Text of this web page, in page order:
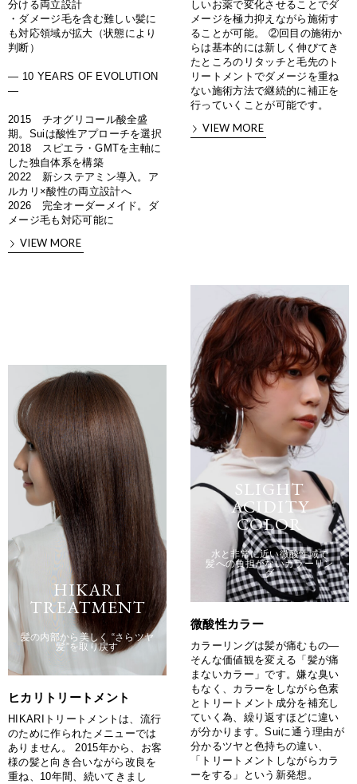
しいお薬で変化させることでダ
メージを極力抑えながら施術す
ることが可能。 ②回目の施術か
らは基本的には新しく伸びてき
たところのリタッチと毛先のト
リートメントでダメージを重ね
ない施術方法で継続的に補正を
行っていくことが可能です。
VIEW MORE
分ける両立設計
・ダメージ毛を含む難しい髪に
も対応領域が拡大（状態により
判断）
— 10 YEARS OF EVOLUTION
—
2015 チオグリコール酸全盛
期。Suiは酸性アプローチを選択
2018 スピエラ・GMTを主軸に
した独自体系を構築
2022 新システアミン導入。ア
ルカリ×酸性の両立設計へ
2026 完全オーダーメイド。ダ
メージ毛も対応可能に
VIEW MORE
SLIGHT
ACIDITY
COLOR
水と非常に近い微酸性域で
髪への負担がないカラーリン
グ
微酸性カラー
カラーリングは髪が痛むもの—
そんな価値観を変える「髪が痛
まないカラー」です。嫌な臭い
もなく、カラーをしながら色素
とトリートメント成分を補充し
ていく為、繰り返すほどに違い
が分かります。Suiに通う理由が
分かるツヤと色持ちの違い、
「トリートメントしながらカラ
ーをする」という新発想。
HIKARI
TREATMENT
髪の内部から美しく “さらツヤ
髪”を取り戻す
ヒカリトリートメント
HIKARIトリートメントは、流行
のために作られたメニューでは
ありません。 2015年から、お客
様の髪と向き合いながら改良を
重ね、10年間、続いてきまし